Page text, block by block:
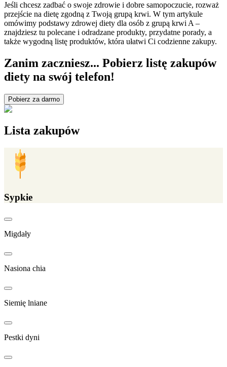
Jeśli chcesz zadbać o swoje zdrowie i dobre samopoczucie, rozważ
przejście na dietę zgodną z Twoją grupą krwi. W tym artykule
omówimy podstawy zdrowej diety dla osób z grupą krwi A –
znajdziesz tu polecane i odradzane produkty, przydatne porady, a
także wygodną listę produktów, która ułatwi Ci codzienne zakupy.
Zanim zaczniesz... Pobierz listę zakupów
diety na swój telefon!
Pobierz za darmo
Lista zakupów
Sypkie
Migdały
Nasiona chia
Siemię lniane
Pestki dyni